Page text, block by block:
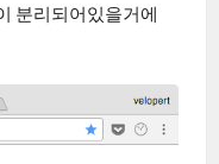
분리되어있을거에